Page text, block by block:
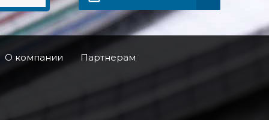
О компании Партнерам